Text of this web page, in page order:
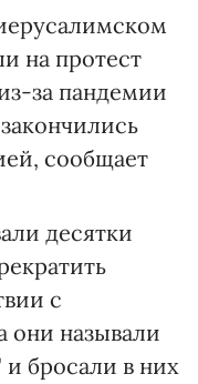
на протест
за пандемии
сообщает
десятки
с
они называли
бросали в них